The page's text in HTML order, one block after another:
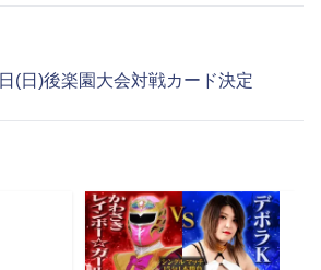
(日)後楽園大会対戦カード決定